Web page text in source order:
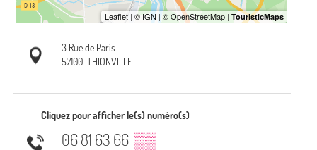
3 Rue de Paris
57100 THIONVILLE
Cliquez pour afficher le(s) numéro(s)
06 81 63 66 ▒▒